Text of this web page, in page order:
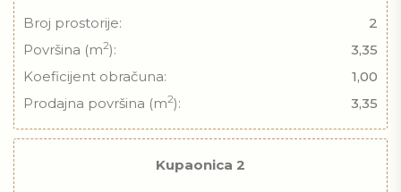
Broj prostorije:
2
Površina (m2):
3,35
Koeficijent obračuna:
1,00
Prodajna površina (m2): 3,35
Kupaonica 2